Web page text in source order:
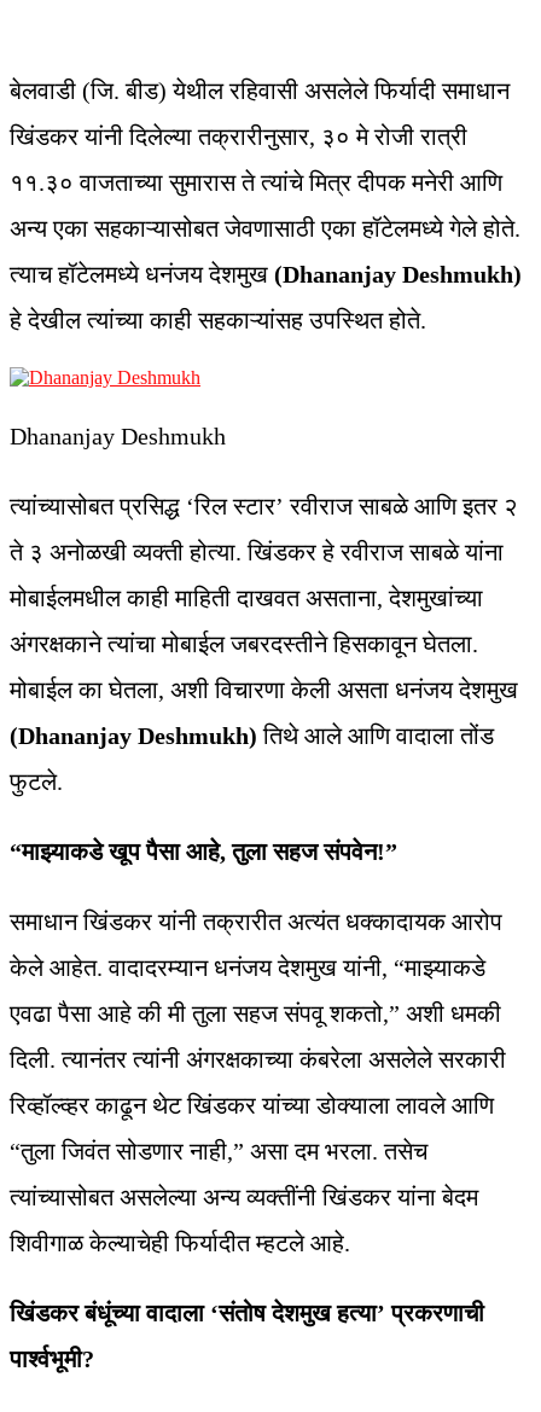
बेलवाडी (जि. बीड) येथील रहिवासी असलेले फिर्यादी समाधान
खिंडकर यांनी दिलेल्या तक्रारीनुसार, ३० मे रोजी रात्री
११.३० वाजताच्या सुमारास ते त्यांचे मित्र दीपक मनेरी आणि
अन्य एका सहकाऱ्यासोबत जेवणासाठी एका हॉटेलमध्ये गेले होते.
त्याच हॉटेलमध्ये धनंजय देशमुख (Dhananjay Deshmukh)
हे देखील त्यांच्या काही सहकाऱ्यांसह उपस्थित होते.
Dhananjay Deshmukh
त्यांच्यासोबत प्रसिद्ध ‘रिल स्टार’ रवीराज साबळे आणि इतर २
ते ३ अनोळखी व्यक्ती होत्या. खिंडकर हे रवीराज साबळे यांना
मोबाईलमधील काही माहिती दाखवत असताना, देशमुखांच्या
अंगरक्षकाने त्यांचा मोबाईल जबरदस्तीने हिसकावून घेतला.
मोबाईल का घेतला, अशी विचारणा केली असता धनंजय देशमुख
(Dhananjay Deshmukh)तिथे आले आणि वादाला तोंड
फुटले.
“माझ्याकडे खूप पैसा आहे, तुला सहज संपवेन!”
समाधान खिंडकर यांनी तक्रारीत अत्यंत धक्कादायक आरोप
केले आहेत. वादादरम्यान धनंजय देशमुख यांनी, “माझ्याकडे
एवढा पैसा आहे की मी तुला सहज संपवू शकतो,” अशी धमकी
दिली. त्यानंतर त्यांनी अंगरक्षकाच्या कंबरेला असलेले सरकारी
रिव्हॉल्व्हर काढून थेट खिंडकर यांच्या डोक्याला लावले आणि
“तुला जिवंत सोडणार नाही,” असा दम भरला. तसेच
त्यांच्यासोबत असलेल्या अन्य व्यक्तींनी खिंडकर यांना बेदम
शिवीगाळ केल्याचेही फिर्यादीत म्हटले आहे.
खिंडकर बंधूंच्या वादाला ‘संतोष देशमुख हत्या’ प्रकरणाची
पार्श्वभूमी?